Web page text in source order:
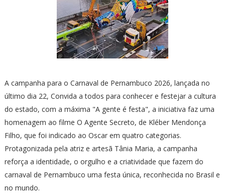
A campanha para o Carnaval de Pernambuco 2026, lançada no
último dia 22, Convida a todos para conhecer e festejar a cultura
do estado, com a máxima "A gente é festa", a iniciativa faz uma
homenagem ao filme O Agente Secreto, de Kléber Mendonça
Filho, que foi indicado ao Oscar em quatro categorias.
Protagonizada pela atriz e artesã Tânia Maria, a campanha
reforça a identidade, o orgulho e a criatividade que fazem do
carnaval de Pernambuco uma festa única, reconhecida no Brasil e
no mundo.